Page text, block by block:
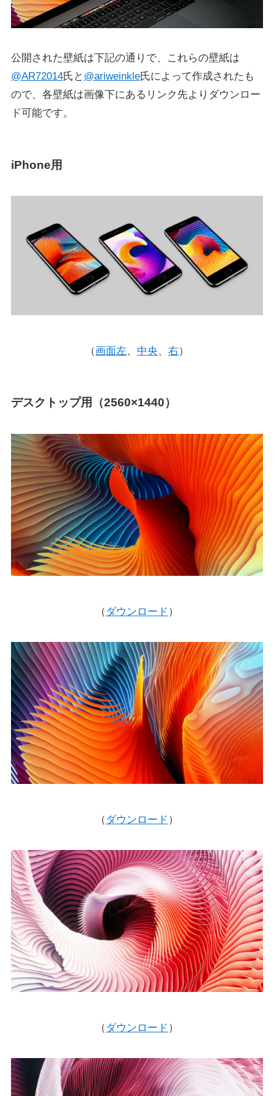
公開された壁紙は下記の通りで、これらの壁紙は
@AR72014氏と @ariweinkle氏によって作成されたも
ので、各壁紙は画像下にあるリンク先よりダウンロー
ド可能です。
iPhone用
（画面左、 中央、 右）
デスクトップ用（2560×1440）
（ ダウンロード ）
（ ダウンロード ）
（ ダウンロード ）